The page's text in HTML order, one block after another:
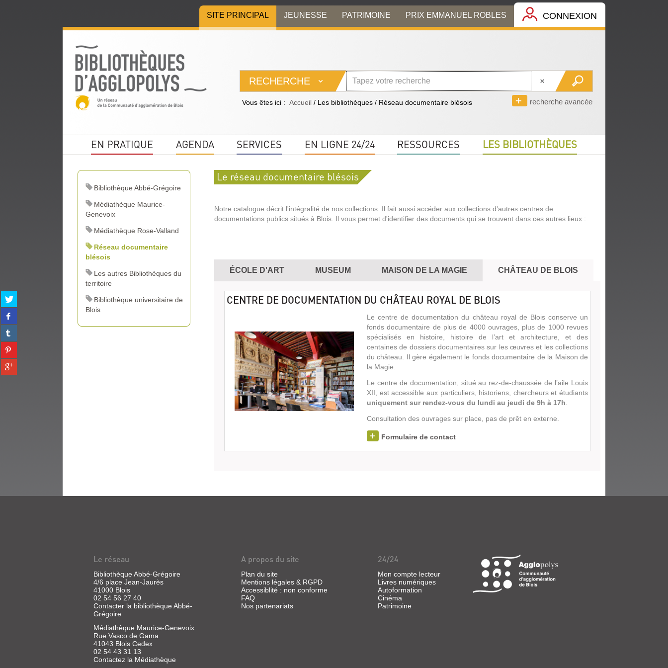
menu
contenu
la
SITE PRINCIPAL JEUNESSE PATRIMOINE PRIX EMMANUEL ROBLES CONNEXION
RECHERCHE
recherche avancée
Vous êtes ici : Accueil / Les bibliothèques / Réseau documentaire blésois
EN PRATIQUE AGENDA SERVICES EN LIGNE 24/24 RESSOURCES LES BIBLIOTHÈQUES
Partager
sur
twitter
(Nouvelle
fenêtre)
Partager
sur
facebook
(Nouvelle
fenêtre)
Partager
sur
tumblr
(Nouvelle
fenêtre)
Partager
sur
pinterest
(Nouvelle
Partager
sur
Bibliothèque Abbé-Grégoire
Médiathèque Maurice-
Genevoix
Médiathèque Rose-Valland
Réseau documentaire
blésois
Les autres Bibliothèques du
territoire
Bibliothèque universitaire de
Blois
Le réseau documentaire blésois
Notre catalogue décrit l'intégralité de nos collections. Il fait aussi accéder aux collections d'autres centres de
documentations publics situés à Blois. Il vous permet d'identifier des documents qui se trouvent dans ces autres lieux :
ÉCOLE D'ART MUSEUM MAISON DE LA MAGIE CHÂTEAU DE BLOIS
CENTRE DE DOCUMENTATION DU CHÂTEAU ROYAL DE BLOIS
Le centre de documentation du château royal de Blois conserve un
fonds documentaire de plus de 4000 ouvrages, plus de 1000 revues
spécialisés en histoire, histoire de l’art et architecture, et des
centaines de dossiers documentaires sur les œuvres et les collections
du château. Il gère également le fonds documentaire de la Maison de
la Magie.
Le centre de documentation, situé au rez-de-chaussée de l’aile Louis
XII, est accessible aux particuliers, historiens, chercheurs et étudiants
uniquement sur rendez-vous du lundi au jeudi de 9h à 17h
Consultation des ouvrages sur place, pas de prêt en externe.
Formulaire de contact
Le réseau
Bibliothèque Abbé-Grégoire
4/6 place Jean-Jaurès
41000 Blois
02 54 56 27 40
Contacter la bibliothèque Abbé-
Grégoire
Médiathèque Maurice-Genevoix
Rue Vasco de Gama
41043 Blois Cedex
02 54 43 31 13
Contactez la Médiathèque
A propos du site
Plan du site
Mentions légales & RGPD
Accessiblité : non conforme
FAQ
Nos partenariats
24/24
Mon compte lecteur
Livres numériques
Autoformation
Cinéma
Patrimoine